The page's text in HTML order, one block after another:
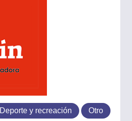
Deporte y recreación Otro